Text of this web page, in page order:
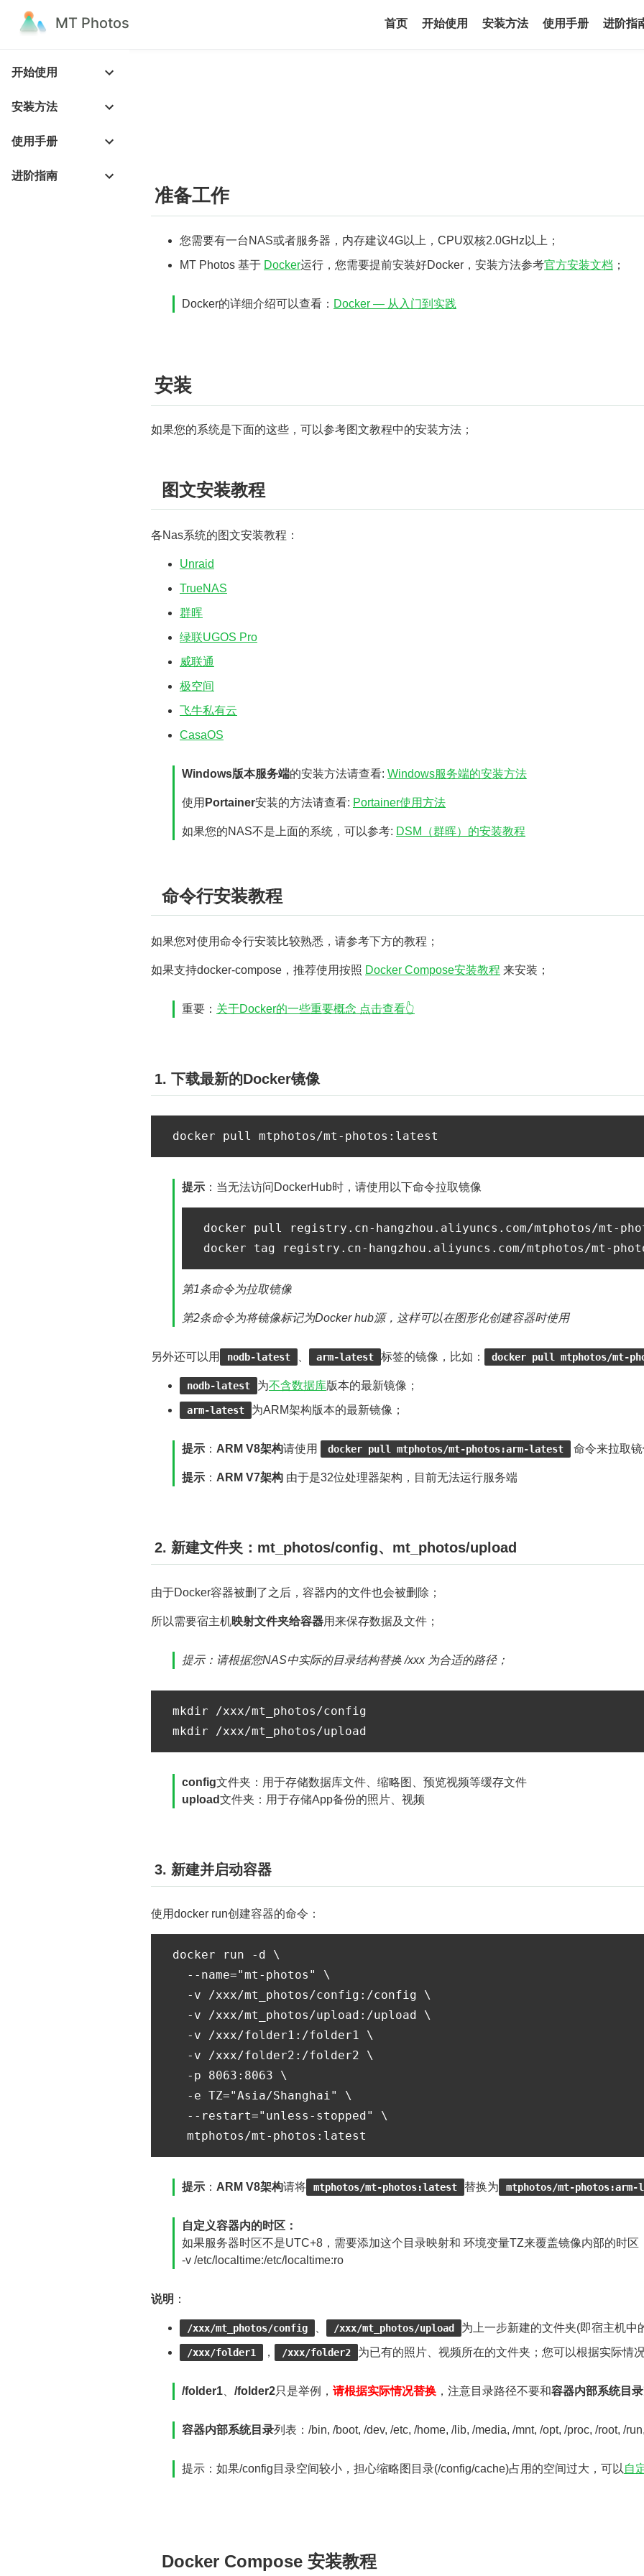
MT Photos 首页 开始使用 安装方法 使用手册 进阶指
开始使用
安装方法
使用手册
进阶指南
准备工作
您需要有一台NAS或者服务器，内存建议4G以上，CPU双核2.0GHz以上；
MT Photos 基于 Docker运行，您需要提前安装好Docker，安装方法参考官方安装文档 ；
Docker的详细介绍可以查看： Docker — 从入门到实践
安装
如果您的系统是下面的这些，可以参考图文教程中的安装方法；
图文安装教程
各Nas系统的图文安装教程：
Unraid
TrueNAS
群晖
绿联UGOS Pro
威联通
极空间
飞牛私有云
CasaOS
Windows版本服务端的安装方法请查看: Windows服务端的安装方法
使用 Portainer安装的方法请查看: Portainer使用方法
如果您的NAS不是上面的系统，可以参考: DSM（群晖）的安装教程
命令行安装教程
如果您对使用命令行安装比较熟悉，请参考下方的教程；
如果支持docker-compose，推荐使用按照 Docker Compose安装教程 来安装；
重要： 关于Docker的一些重要概念 点击查看👆
1. 下载最新的Docker镜像
提示 ：当无法访问DockerHub时，请使用以下命令拉取镜像
docker pull registry.cn-hangzhou.aliyuncs.com/mtphotos/mt-
第1条命令为拉取镜像
第2条命令为将镜像标记为Docker hub源，这样可以在图形化创建容器时使用
另外还可以用 nodb-latest arm-latest 标签的镜像，比如： docker pull mtphotos/mt-
nodb-latest 为不含数据库版本的最新镜像；
arm-latest 为ARM架构版本的最新镜像；
提示 ： ARM V8架构请使用 docker pull mtphotos/mt-photos:arm-latest 命令来拉取镜
提示 ： ARM V7架构 由于是32位处理器架构，目前无法运行服务端
2. 新建文件夹：mt_photos/config、mt_photos/upload
由于Docker容器被删了之后，容器内的文件也会被删除；
所以需要宿主机映射文件夹给容器用来保存数据及文件；
提示：请根据您NAS中实际的目录结构替换 /xxx 为合适的路径；
mkdir /xxx/mt_photos/config
config文件夹：用于存储数据库文件、缩略图、预览视频等缓存文件
upload文件夹：用于存储App备份的照片、视频
3. 新建并启动容器
使用docker run创建容器的命令：
docker run -d \
  --name="mt-photos" \
  -v /xxx/mt_photos/config:/config \
  -v /xxx/mt_photos/upload:/upload \
  -v /xxx/folder1:/folder1 \
  -v /xxx/folder2:/folder2 \
  -p 8063:8063 \
  -e TZ="Asia/Shanghai" \
  --restart="unless-stopped" \
提示 ： ARM V8架构请将 mtphotos/mt-photos:latest 替换为 mtphotos/mt-
自定义容器内的时区：
如果服务器时区不是UTC+8，需要添加这个目录映射和 环境变量TZ来覆盖镜像内部的时区
-v /etc/localtime:/etc/localtime:ro
说明 ：
/xxx/mt_photos/config /xxx/mt_photos/upload 为上一步新建的文件夹(即宿主机中
/xxx/folder1 ， /xxx/folder2 为已有的照片、视频所在的文件夹；您可以根据实际情
/folder1 /folder2只是举例， 请根据实际情况替换 ，注意目录路径不要和容器内部系统目录
容器内部系统目录列表：/bin, /boot, /dev, /etc, /home, /lib, /media, /mnt, /opt, /proc, /root, /
提示：如果/config目录空间较小，担心缩略图目录(/config/cache)占用的空间过大，可以 自
Docker Compose 安装教程